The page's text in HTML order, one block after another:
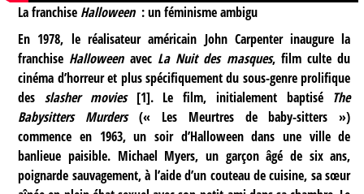
La franchise Halloween : un féminisme ambigu
En 1978, le réalisateur américain John Carpenter inaugure la
franchise Halloweenavec La Nuit des masques, film culte du
cinéma d’horreur et plus spécifiquement du sous-genre prolifique
des slasher movies[1]. Le film, initialement baptisé The
Babysitters Murders (« Les Meurtres de baby-sitters »)
commence en 1963, un soir d’Halloween dans une ville de
banlieue paisible. Michael Myers, un garçon âgé de six ans,
poignarde sauvagement, à l’aide d’un couteau de cuisine, sa sœur